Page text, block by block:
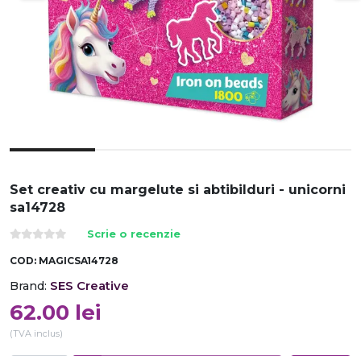
Set creativ cu margelute si abtibilduri - unicorni
sa14728
Scrie o recenzie
COD: MAGICSA14728
Brand: SES Creative
62.00 lei
(TVA inclus)